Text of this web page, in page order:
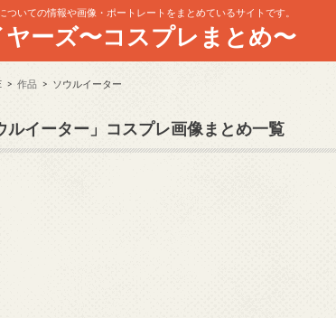
ついての情報や画像・ポートレートをまとめているサイトです。
ヤーズ〜コスプレまとめ〜
作品 ソウルイーター
ルイーター」コスプレ画像まとめ一覧